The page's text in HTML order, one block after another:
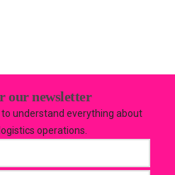
our newsletter
understand everything about
operations.